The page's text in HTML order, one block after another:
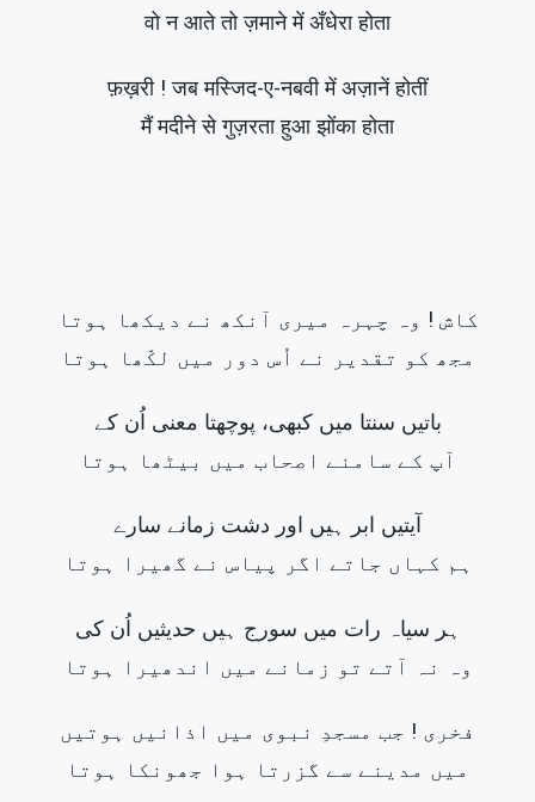
वो न आते तो ज़माने में अँधेरा होता
फ़ख़री ! जब मस्जिद-ए-नबवी में अज़ानें होतीं
मैं मदीने से गुज़रता हुआ झोंका होता
کاش ! وہ چہرہ میری آنکھ نے دیکھا ہوتا
مجھ کو تقدیر نے اُس دور میں لکّھا ہوتا
باتیں سنتا میں کبھی، پوچھتا معنی اُن کے
آپ کے سامنے اصحاب میں بیٹھا ہوتا
آیتیں ابر ہیں اور دشت زمانے سارے
ہم کہاں جاتے اگر پیاس نے گھیرا ہوتا
ہر سیاہ رات میں سورج ہیں حديثيں اُن کی
وہ نہ آتے تو زمانے میں اندھیرا ہوتا
فخری ! جب مسجدِ نبوی میں اذانیں ہوتیں
میں مدینے سے گزرتا ہوا جھونکا ہوتا